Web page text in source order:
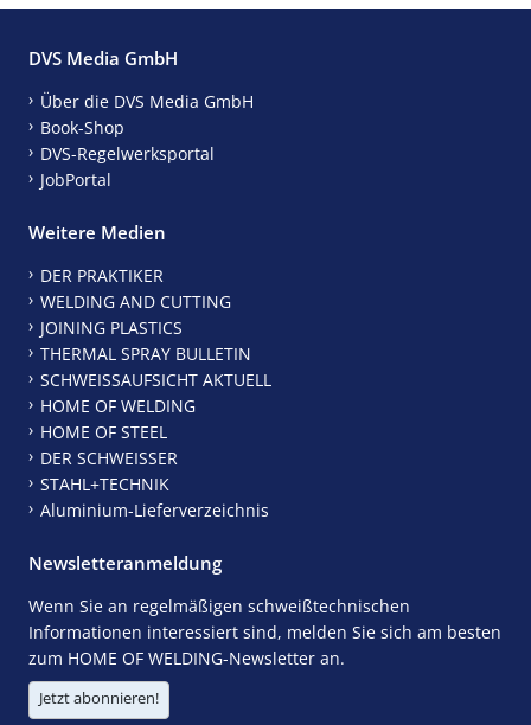
DVS Media GmbH
Über die DVS Media GmbH
Book-Shop
DVS-Regelwerksportal
JobPortal
Weitere Medien
DER PRAKTIKER
WELDING AND CUTTING
JOINING PLASTICS
THERMAL SPRAY BULLETIN
SCHWEISSAUFSICHT AKTUELL
HOME OF WELDING
HOME OF STEEL
DER SCHWEISSER
STAHL+TECHNIK
Aluminium-Lieferverzeichnis
Newsletteranmeldung
Wenn Sie an regelmäßigen schweißtechnischen
Informationen interessiert sind, melden Sie sich am besten
zum HOME OF WELDING-Newsletter an.
Jetzt abonnieren!